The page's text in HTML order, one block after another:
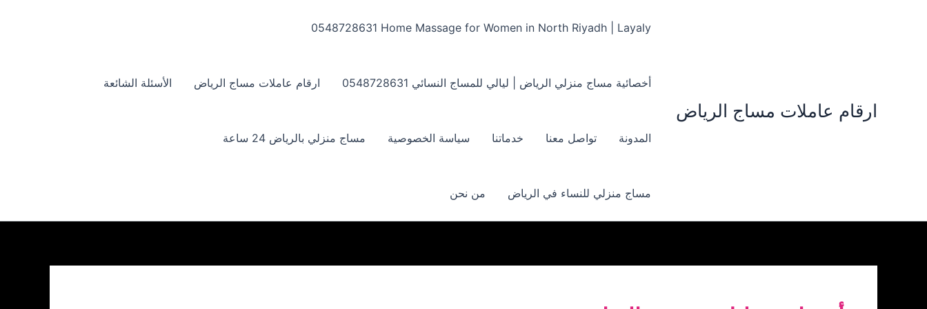
ارقام عاملات مساج الرياض
Home Massage for Women in North Riyadh | Layaly ‏‪0548728631
أخصائية مساج منزلي الرياض | ليالي للمساج النسائي ‏‪0548728631 ارقام عاملات مساج الرياض الأسئلة الشائعة
المدونة تواصل معنا خدماتنا سياسة الخصوصية مساج منزلي بالرياض 24 ساعة
مساج منزلي للنساء في الرياض من نحن